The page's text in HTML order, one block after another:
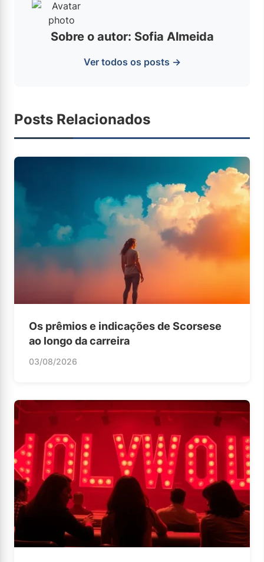
Sobre o autor: Sofia Almeida
Ver todos os posts →
Posts Relacionados
Os prêmios e indicações de Scorsese
ao longo da carreira
03/08/2026